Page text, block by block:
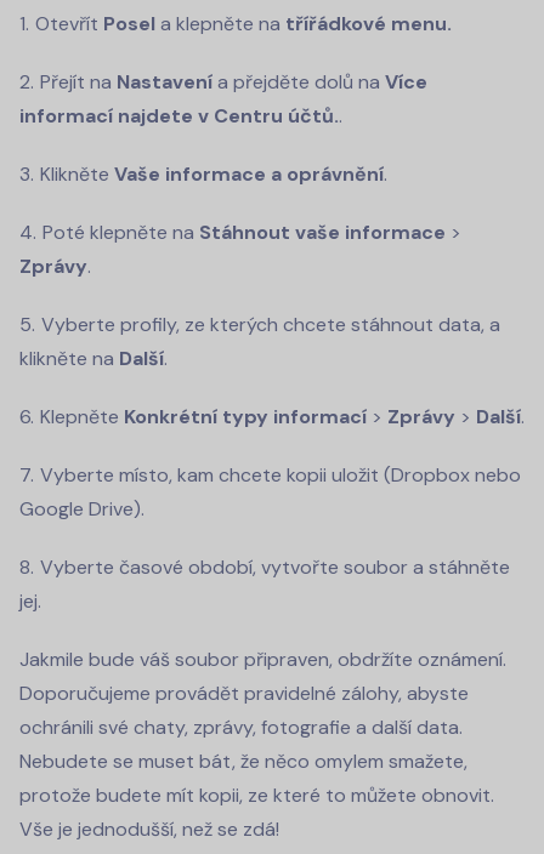
Otevřít Posel a klepněte na třířádkové menu.
Přejít na Nastavenía přejděte dolů na Více
informací najdete v Centru účtů..
Klikněte Vaše informace a oprávnění.
Poté klepněte na Stáhnout vaše informace >
Zprávy.
Vyberte profily, ze kterých chcete stáhnout data, a
klikněte na Další.
Klepněte Konkrétní typy informací > Zprávy > Další.
Vyberte místo, kam chcete kopii uložit (Dropbox nebo
Google Drive).
Vyberte časové období, vytvořte soubor a stáhněte
jej.
Jakmile bude váš soubor připraven, obdržíte oznámení.
Doporučujeme provádět pravidelné zálohy, abyste
ochránili své chaty, zprávy, fotografie a další data.
Nebudete se muset bát, že něco omylem smažete,
protože budete mít kopii, ze které to můžete obnovit.
Vše je jednodušší, než se zdá!